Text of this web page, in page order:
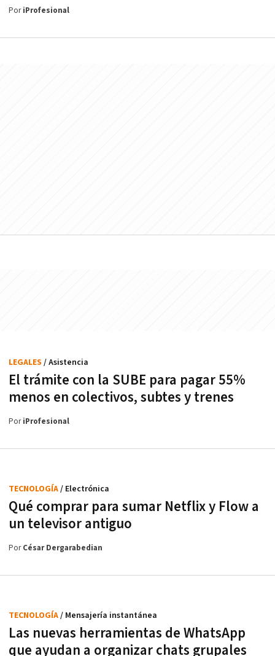
PoriProfesional
El trámite con la SUBE para pagar 55%
menos en colectivos, subtes y trenes
LEGALES / Asistencia
PoriProfesional
Qué comprar para sumar Netflix y Flow a
un televisor antiguo
TECNOLOGÍA/ Electrónica
PorCésar Dergarabedian
Las nuevas herramientas de WhatsApp
que ayudan a organizar chats grupales
TECNOLOGÍA/ Mensajería instantánea